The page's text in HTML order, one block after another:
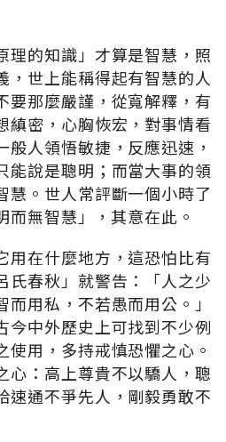
理的知識」才算是智慧，照
，世上能稱得起有智慧的人
要那麼嚴謹，從寬解釋，有
縝密，心胸恢宏，對事情看
人領悟敏捷，反應迅速，
能說是聰明；而當大事的領
慧。世人常評斷一個小時了
而無智慧」，其意在此。
用在什麼地方，這恐怕比有
氏春秋」就警告：「人之少
用私，不若愚而用公。」
今中外歷史上可找到不少例
使用，多持戒慎恐懼之心。
心：高上尊貴不以驕人，聰
速通不爭先人，剛毅勇敢不